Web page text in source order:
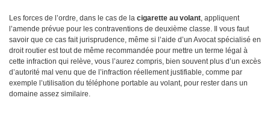
Les forces de l’ordre, dans le cas de la cigarette au volant, appliquent
l’amende prévue pour les contraventions de deuxième classe. Il vous faut
savoir que ce cas fait jurisprudence, même si l’aide d’un Avocat spécialisé en
droit routier est tout de même recommandée pour mettre un terme légal à
cette infraction qui relève, vous l’aurez compris, bien souvent plus d’un excès
d’autorité mal venu que de l’infraction réellement justifiable, comme par
exemple l’utilisation du téléphone portable au volant, pour rester dans un
domaine assez similaire.